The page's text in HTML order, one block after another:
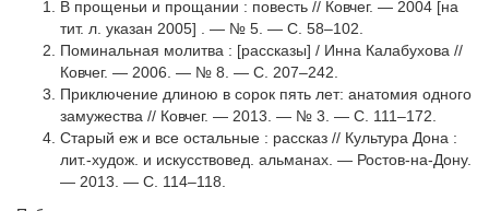
В прощеньи и прощании : повесть // Ковчег. — 2004 [на
тит. л. указан 2005] . — № 5. — С. 58–102.
Поминальная молитва : [рассказы] / Инна Калабухова //
Ковчег. — 2006. — № 8. — С. 207–242.
Приключение длиною в сорок пять лет: анатомия одного
замужества // Ковчег. — 2013. — № 3. — С. 111–172.
Старый еж и все остальные : рассказ // Культура Дона :
лит.-худож. и искусствовед. альманах. — Ростов-на-Дону.
— 2013. — С. 114–118.